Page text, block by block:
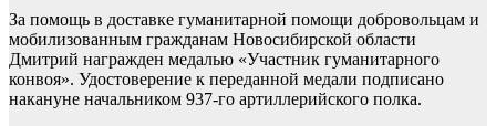
За помощь в доставке гуманитарной помощи добровольцам и
мобилизованным гражданам Новосибирской области
Дмитрий награжден медалью «Участник гуманитарного
конвоя». Удостоверение к переданной медали подписано
накануне начальником 937-го артиллерийского полка.